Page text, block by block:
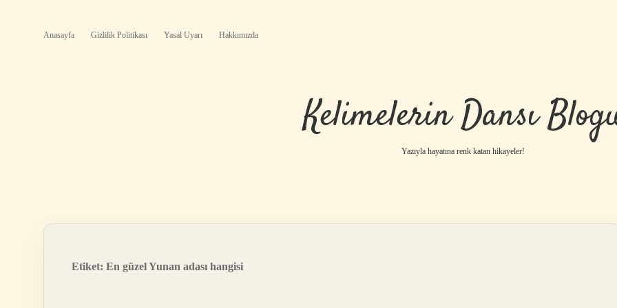
Anasayfa Gizlilik Politikası Yasal Uyarı Hakkımızda
Kelimelerin Dansı
Yazıyla hayatına renk katan hikayeler!
Etiket: En güzel Yunan adası hangisi